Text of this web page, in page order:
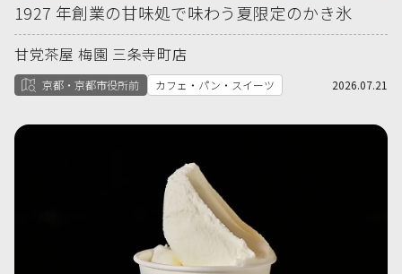
1927 年創業の甘味処で味わう夏限定のかき氷
甘党茶屋 梅園 三条寺町店
京都・京都市役所前 カフェ・パン・スイーツ 2026.07.21